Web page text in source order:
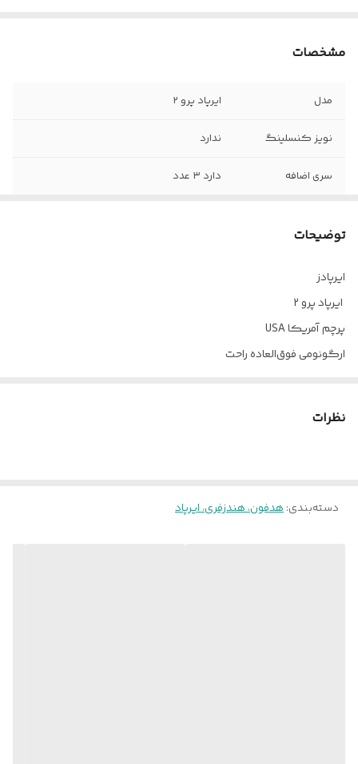
مشخصات
مدل ایرپاد پرو ۲
نویز کنسلینگ ندارد
سری اضافه دارد ۳ عدد
مکالمه
درگاه شارژ ایرپاد
رنگ
توضیحات
ایرپادز
ایرپاد پرو 2
پرچم آمریکا USA
ارگونومی فوق‌العاده راحت
نظرات
دسته‌بندی:هدفون، هندزفری، ایرپاد